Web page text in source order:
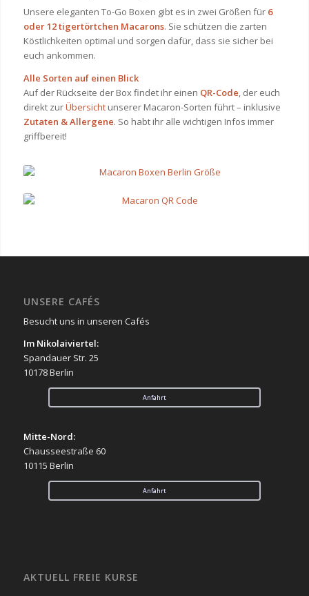
Unsere eleganten To-Go Boxen gibt es in zwei Größen für 6
oder 12 tigertörtchen Macarons. Sie schützen die zarten
Köstlichkeiten optimal und sorgen dafür, dass sie sicher bei
euch ankommen.
Alle Sorten auf einen Blick
Auf der Rückseite der Box findet ihr einen QR-Code , der euch
direkt zurÜbersichtunserer Macaron-Sorten führt – inklusive
Zutaten & Allergene. So habt ihr alle wichtigen Infos immer
griffbereit!
UNSERE CAFÉS
Besucht uns in unseren Cafés
Im Nikolaiviertel:
Spandauer Str. 25
10178 Berlin
Anfahrt
Mitte-Nord:
Chausseestraße 60
10115 Berlin
Anfahrt
AKTUELL FREIE KURSE